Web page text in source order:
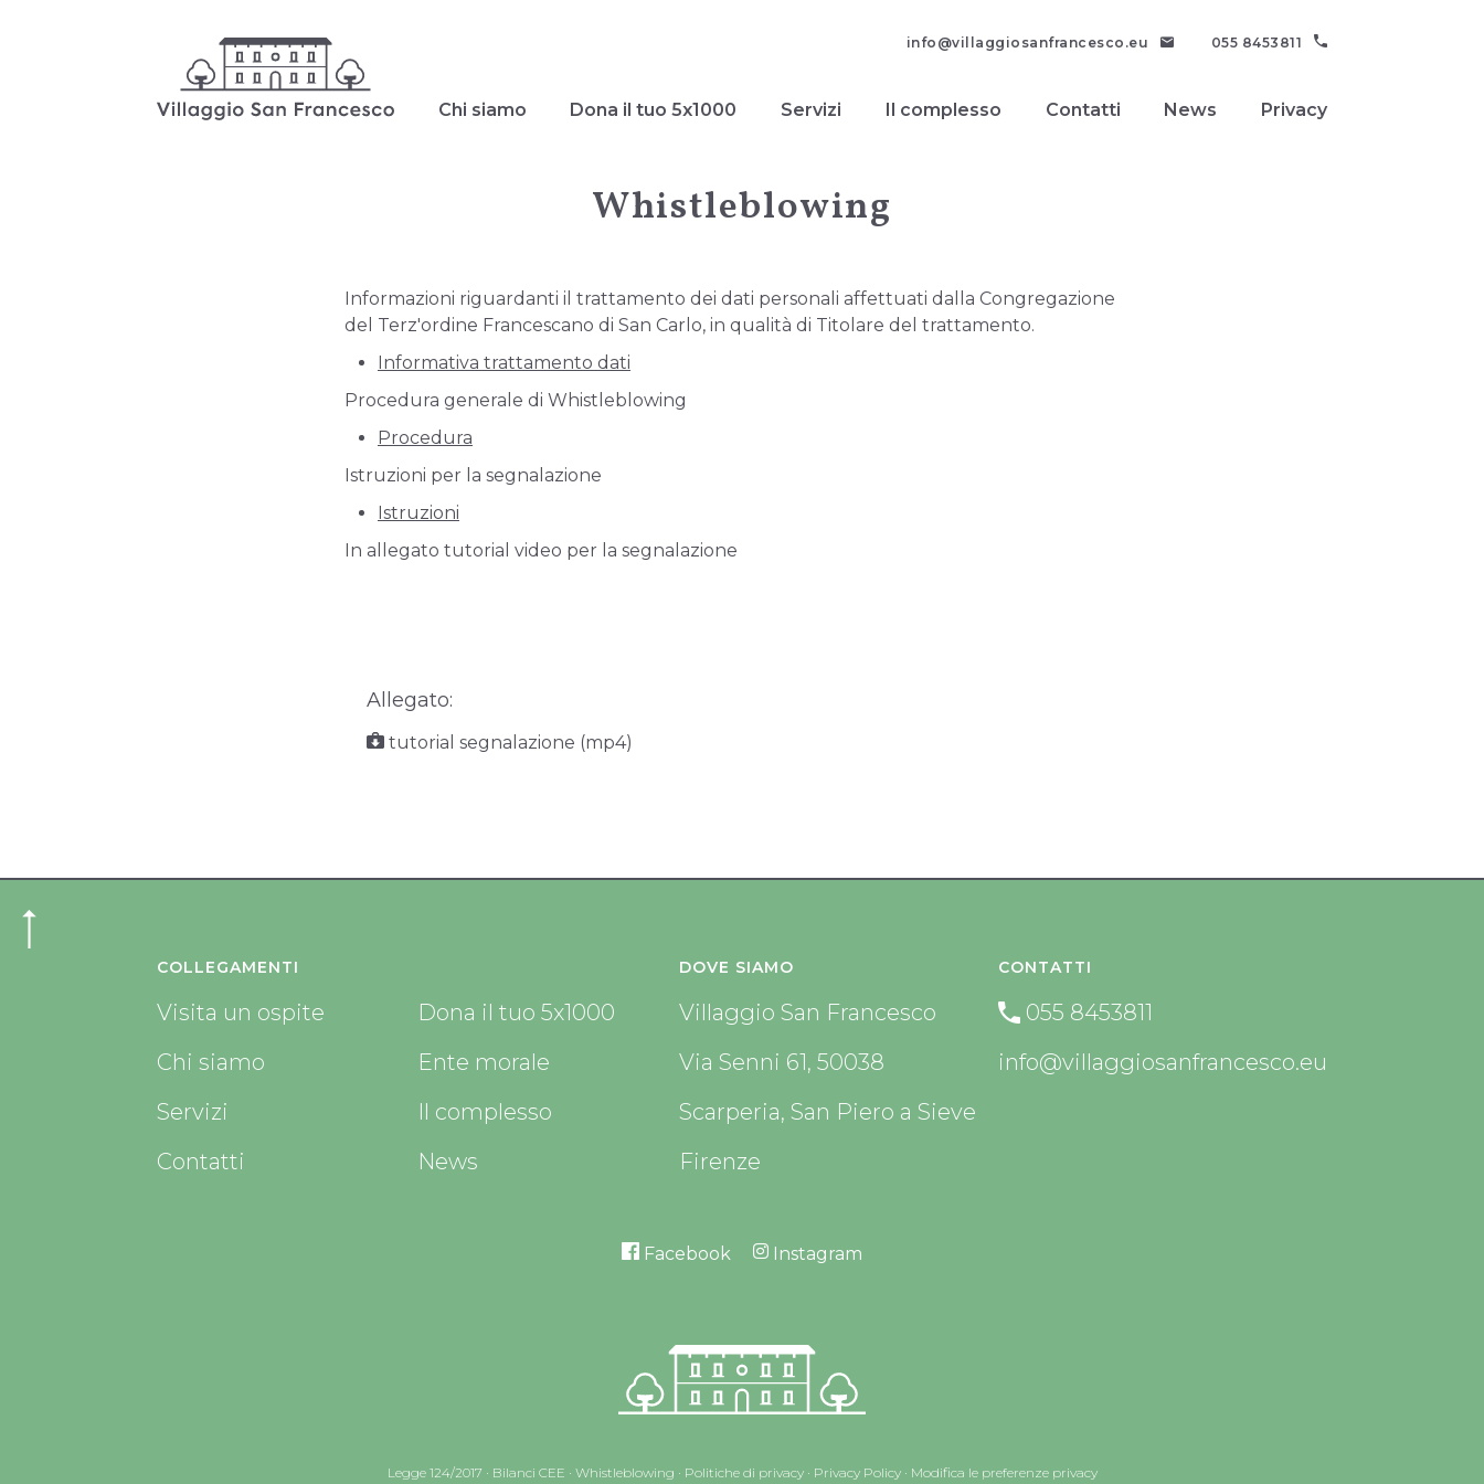
info@villaggiosanfrancesco.eu 055 8453811
Chi siamo Dona il tuo 5x1000 Servizi Il complesso Contatti News Privacy
Whistleblowing
Informazioni riguardanti il trattamento dei dati personali affettuati dalla Congregazione
del Terz'ordine Francescano di San Carlo, in qualità di Titolare del trattamento.
Informativa trattamento dati
Procedura generale di Whistleblowing
Procedura
Istruzioni per la segnalazione
Istruzioni
In allegato tutorial video per la segnalazione
Allegato:
tutorial segnalazione (mp4)
COLLEGAMENTI
Visita un ospite
Dona il tuo 5x1000
Chi siamo
Ente morale
Servizi
Il complesso
Contatti
News
DOVE SIAMO
Villaggio San Francesco
Via Senni 61, 50038
Scarperia, San Piero a Sieve
Firenze
CONTATTI
055 8453811
info@villaggiosanfrancesco.eu
Facebook Instagram
Legge 124/2017 · Bilanci CEE · Whistleblowing · Politiche di privacy· Privacy Policy· Modifica le preferenze privacy